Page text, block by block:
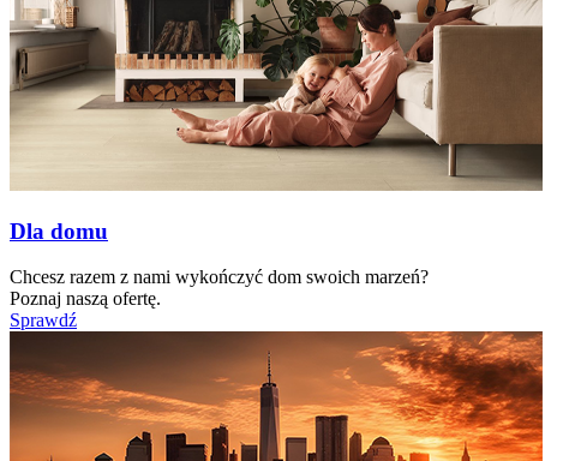
Dla domu
Chcesz razem z nami wykończyć dom swoich marzeń?
Poznaj naszą ofertę.
Sprawdź